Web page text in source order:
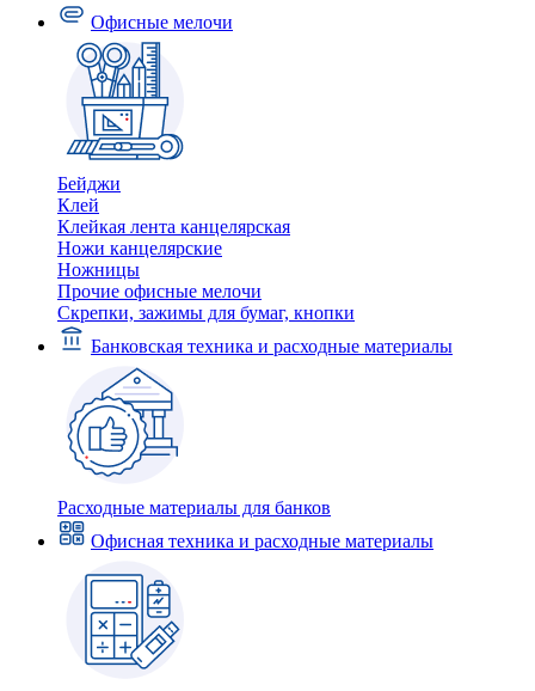
Офисные мелочи
Бейджи
Клей
Клейкая лента канцелярская
Ножи канцелярские
Ножницы
Прочие офисные мелочи
Скрепки, зажимы для бумаг, кнопки
Банковская техника и расходные материалы
Расходные материалы для банков
Офисная техника и расходные материалы